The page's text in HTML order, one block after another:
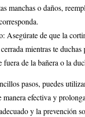
manchas o daños,
Asegúrate de que la
mientras te duchas
fuera de la bañera o la
pasos, puedes
manera efectiva y
y la prevención